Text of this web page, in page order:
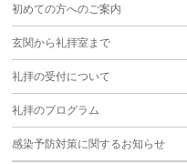
初めての方へのご案内
玄関から礼拝室まで
礼拝の受付について
礼拝のプログラム
感染予防対策に関するお知らせ